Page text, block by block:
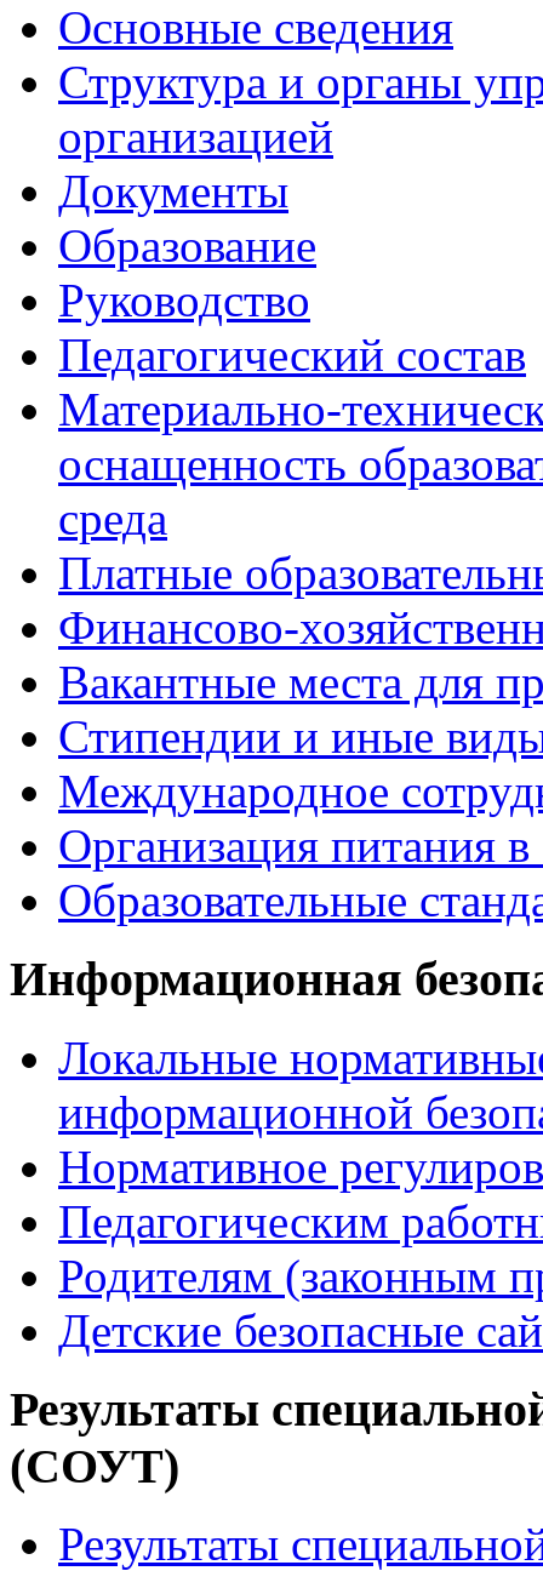
Основные сведения
Структура и органы
организацией
Документы
Образование
Руководство
Педагогический состав
Материально-
оснащенность
среда
Платные
Финансово-
Вакантные места для
Стипендии и иные
Международное
Организация питания в
Образовательные
Информационная
Локальные
информационной
Нормативное
Педагогическим
Родителям (законным
Детские безопасные
Результаты
(СОУТ)
Результаты